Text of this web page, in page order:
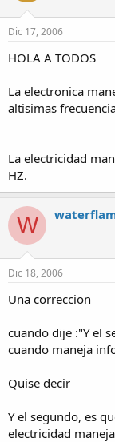
Dic 17, 2006
HOLA A TODOS
La electronica
altisimas
La electricidad
HZ.
W
Dic 18, 2006
Una correccion
cuando dije :"Y el
cuando maneja
Quise decir
Y el segundo, es
electricidad